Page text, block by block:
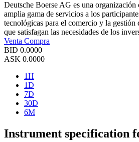
Deutsche Boerse AG es una
amplia gama de servicios a los
tecnológicas para el comercio y la
que satisfagan las necesidades de los
Venta Compra
BID 0.0000
ASK 0.0000
1H
1D
7D
30D
6M
Instrument specification